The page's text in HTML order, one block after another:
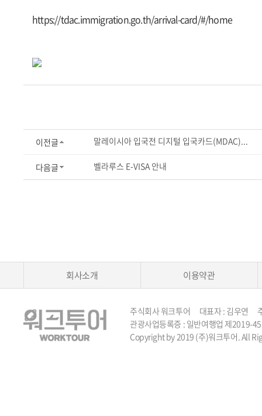
https://tdac.immigration.go.th/arrival-card/#/home
이전글 말레이시아 입국전 디지털 입국카드(MDAC)...
다음글 벨라루스 E-VISA 안내
회사소개 이용약관
주식회사 워크투어 대표자 : 김우연
관광사업등록증 : 일반여행업 제
Copyright by 2019 (주)워크투어. All